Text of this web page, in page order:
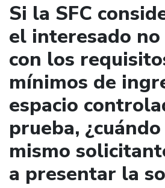
Si la SFC
el interesado
con los
mínimos de
espacio
prueba,
mismo
a presentar la